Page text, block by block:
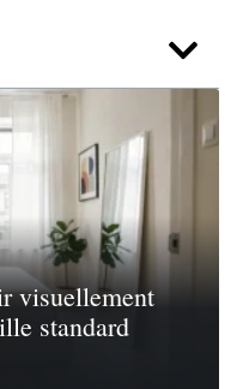
visuellement
standard